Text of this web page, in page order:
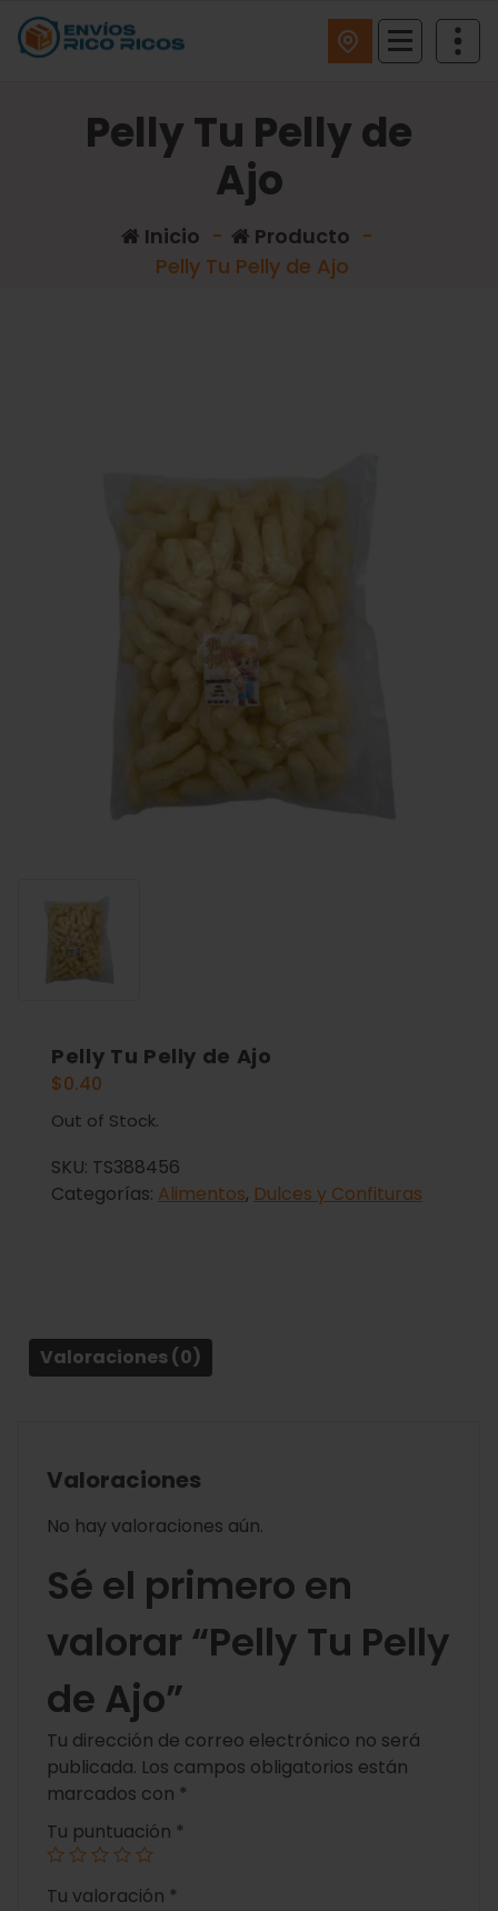
Pelly Tu Pelly de
Ajo
Inicio - Producto -
Pelly Tu Pelly de Ajo
Pelly Tu Pelly de Ajo
$0.40
Out of Stock.
SKU: TS388456
Categorías: Alimentos, Dulces y Confituras
Valoraciones (0)
Valoraciones
No hay valoraciones aún.
Sé el primero en
valorar “Pelly Tu Pelly
de Ajo”
Tu dirección de correo electrónico no será
publicada. Los campos obligatorios están
marcados con *
Tu puntuación *
Tu valoración *